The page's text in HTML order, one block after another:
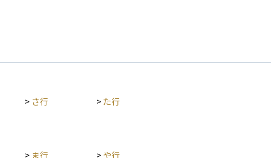
> さ行 > た行
> ま行 > や行